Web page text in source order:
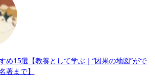
め15選【教養として学ぶ｜“因果の地図”がで
著まで】